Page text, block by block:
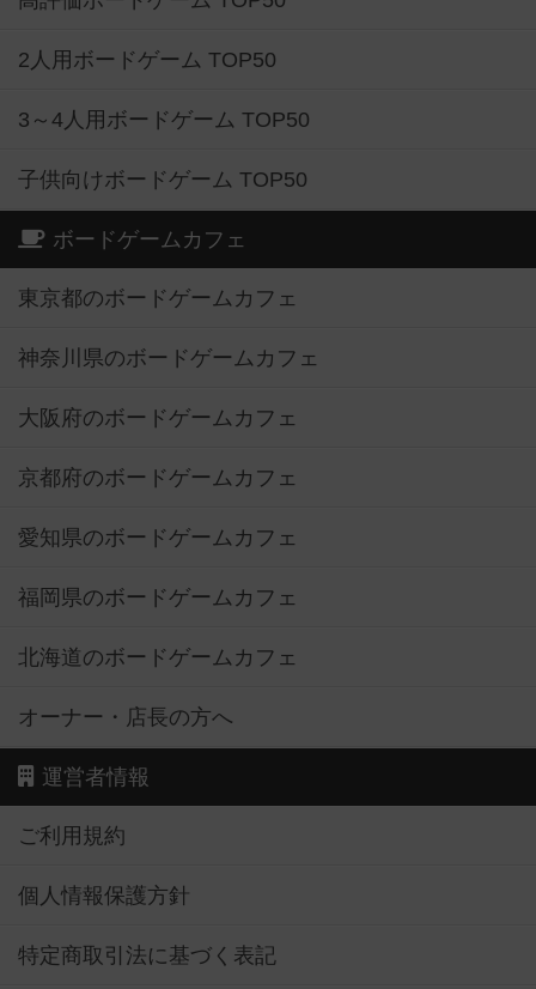
2人用ボードゲーム TOP50
3～4人用ボードゲーム TOP50
子供向けボードゲーム TOP50
ボードゲームカフェ
東京都のボードゲームカフェ
神奈川県のボードゲームカフェ
大阪府のボードゲームカフェ
京都府のボードゲームカフェ
愛知県のボードゲームカフェ
福岡県のボードゲームカフェ
北海道のボードゲームカフェ
オーナー・店長の方へ
運営者情報
ご利用規約
個人情報保護方針
特定商取引法に基づく表記